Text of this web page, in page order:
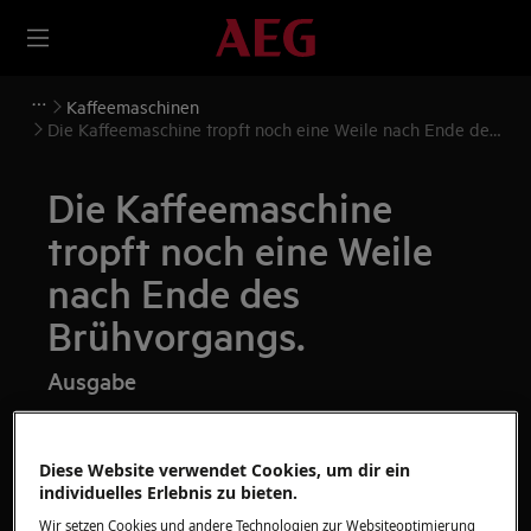
Kaffeemaschinen
Die Kaffeemaschine tropft noch eine Weile nach Ende des
Die Kaffeemaschine
tropft noch eine Weile
nach Ende des
Brühvorgangs.
Ausgabe
Das Gerät tropft noch eine Weile, obwohl
sich kein Wasser mehr im Wassertank
Diese Website verwendet Cookies, um dir ein
individuelles Erlebnis zu bieten.
Wir setzen Cookies und andere Technologien zur Websiteoptimierung